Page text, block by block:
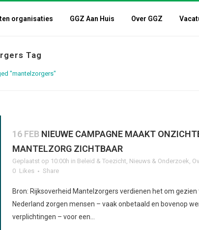
organisaties GGZ Aan Huis Over GGZ
Tag
"mantelzorgers"
16 FEB NIEUWE CAMPAGNE MAAKT
MANTELZORG ZICHTBAAR
Geplaatst op 10:00h in Beleid & Toezicht, Nieuws & Onderzoek,
0 Likes Share
Bron: Rijksoverheid Mantelzorgers verdienen het om gezien
Nederland zorgen mensen – vaak onbetaald en bovenop
verplichtingen – voor een...